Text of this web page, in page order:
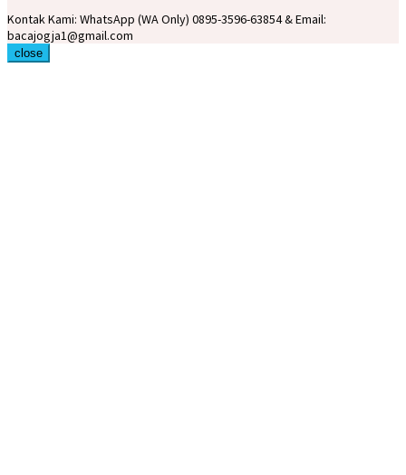
Kontak Kami: WhatsApp (WA Only) 0895-3596-63854 & Email:
bacajogja1@gmail.com
close